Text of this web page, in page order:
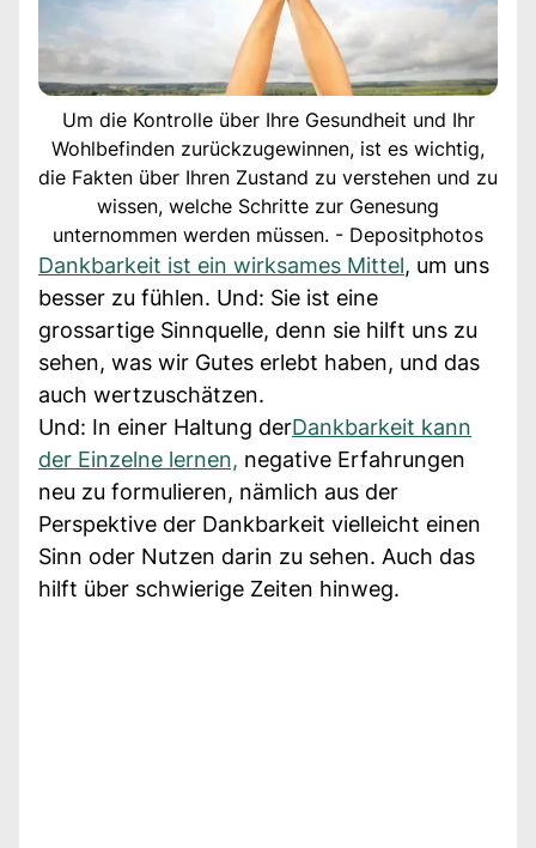
Um die Kontrolle über Ihre Gesundheit und Ihr
Wohlbefinden zurückzugewinnen, ist es wichtig,
die Fakten über Ihren Zustand zu verstehen und zu
wissen, welche Schritte zur Genesung
unternommen werden müssen. - Depositphotos
Dankbarkeit ist ein wirksames Mittel, um uns
besser zu fühlen. Und: Sie ist eine
grossartige Sinnquelle, denn sie hilft uns zu
sehen, was wir Gutes erlebt haben, und das
auch wertzuschätzen.
Und: In einer Haltung derDankbarkeit kann
der Einzelne lernen, negative Erfahrungen
neu zu formulieren, nämlich aus der
Perspektive der Dankbarkeit vielleicht einen
Sinn oder Nutzen darin zu sehen. Auch das
hilft über schwierige Zeiten hinweg.